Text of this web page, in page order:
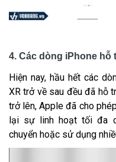
4. Các dòng iPhone hỗ
Hiện nay, hầu hết các
XR trở về sau đều đã hỗ
trở lên, Apple đã cho
lại sự linh hoạt tối đa
chuyển hoặc sử dụng